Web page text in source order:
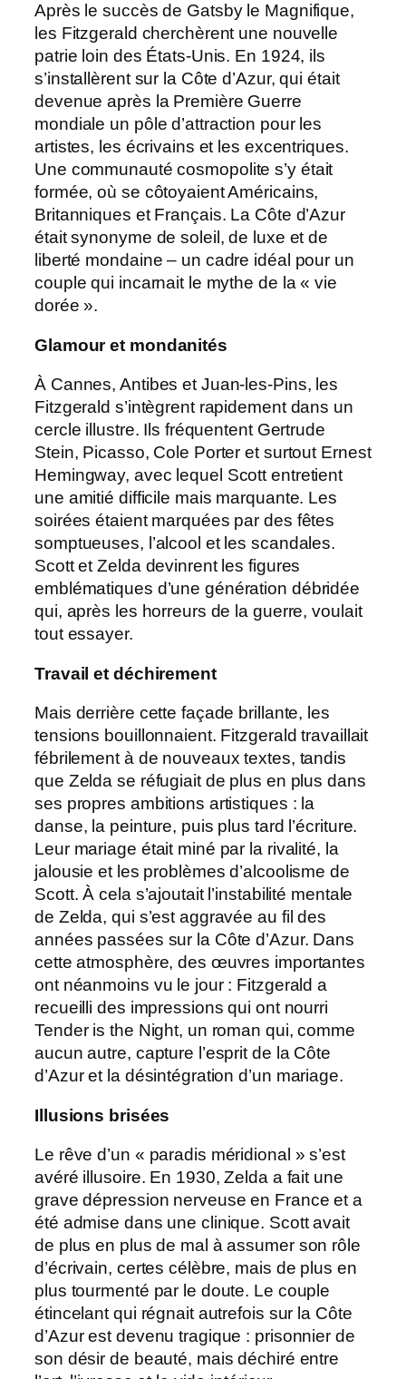
Après le succès de Gatsby le Magnifique,
les Fitzgerald cherchèrent une nouvelle
patrie loin des États-Unis. En 1924, ils
s’installèrent sur la Côte d’Azur, qui était
devenue après la Première Guerre
mondiale un pôle d’attraction pour les
artistes, les écrivains et les excentriques.
Une communauté cosmopolite s’y était
formée, où se côtoyaient Américains,
Britanniques et Français. La Côte d’Azur
était synonyme de soleil, de luxe et de
liberté mondaine – un cadre idéal pour un
couple qui incarnait le mythe de la « vie
dorée ».
Glamour et mondanités
À Cannes, Antibes et Juan-les-Pins, les
Fitzgerald s’intègrent rapidement dans un
cercle illustre. Ils fréquentent Gertrude
Stein, Picasso, Cole Porter et surtout Ernest
Hemingway, avec lequel Scott entretient
une amitié difficile mais marquante. Les
soirées étaient marquées par des fêtes
somptueuses, l’alcool et les scandales.
Scott et Zelda devinrent les figures
emblématiques d’une génération débridée
qui, après les horreurs de la guerre, voulait
tout essayer.
Travail et déchirement
Mais derrière cette façade brillante, les
tensions bouillonnaient. Fitzgerald travaillait
fébrilement à de nouveaux textes, tandis
que Zelda se réfugiait de plus en plus dans
ses propres ambitions artistiques : la
danse, la peinture, puis plus tard l’écriture.
Leur mariage était miné par la rivalité, la
jalousie et les problèmes d’alcoolisme de
Scott. À cela s’ajoutait l’instabilité mentale
de Zelda, qui s’est aggravée au fil des
années passées sur la Côte d’Azur. Dans
cette atmosphère, des œuvres importantes
ont néanmoins vu le jour : Fitzgerald a
recueilli des impressions qui ont nourri
Tender is the Night, un roman qui, comme
aucun autre, capture l’esprit de la Côte
d’Azur et la désintégration d’un mariage.
Illusions brisées
Le rêve d’un « paradis méridional » s’est
avéré illusoire. En 1930, Zelda a fait une
grave dépression nerveuse en France et a
été admise dans une clinique. Scott avait
de plus en plus de mal à assumer son rôle
d’écrivain, certes célèbre, mais de plus en
plus tourmenté par le doute. Le couple
étincelant qui régnait autrefois sur la Côte
d’Azur est devenu tragique : prisonnier de
son désir de beauté, mais déchiré entre